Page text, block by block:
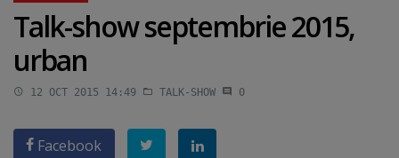
content
Talk-show septembrie 2015,
urban
12 OCT 2015 14:49 TALK-SHOW 0
Facebook